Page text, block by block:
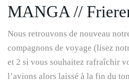
MANGA //
Nous retrouvons de nouveau
compagnons de voyage (lisez
et 2 si vous souhaitez rafraîchir
l’avions alors laissé à la fin du